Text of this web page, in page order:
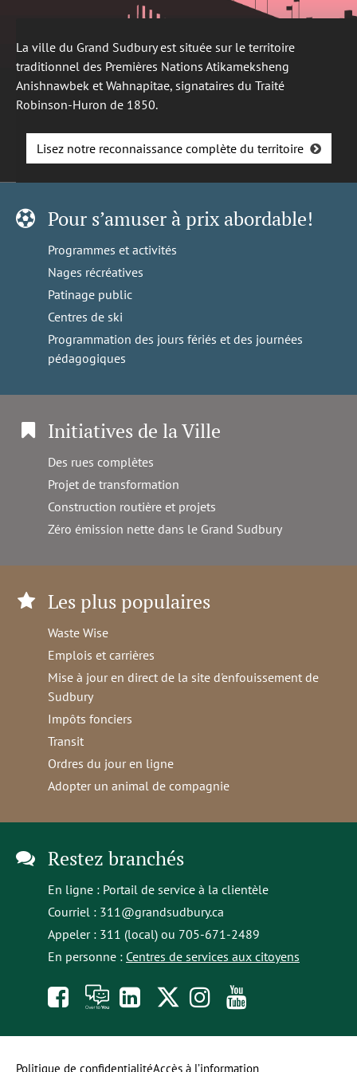
La ville du Grand Sudbury est située sur le territoire
traditionnel des Premières Nations Atikameksheng
Anishnawbek et Wahnapitae, signataires du Traité
Robinson-Huron de 1850.
Lisez notre reconnaissance complète du territoire
Pour s’amuser à prix abordable!
Programmes et activités
Nages récréatives
Patinage public
Centres de ski
Programmation des jours fériés et des journées
pédagogiques
Initiatives de la Ville
Des rues complètes
Projet de transformation
Construction routière et projets
Zéro émission nette dans le Grand Sudbury
Les plus populaires
Waste Wise
Emplois et carrières
Mise à jour en direct de la site d'enfouissement de
Sudbury
Impôts fonciers
Transit
Ordres du jour en ligne
Adopter un animal de compagnie
Restez branchés
En ligne : Portail de service à la clientèle
Courriel : 311@grandsudbury.ca
Appeler : 311 (local) ou 705-671-2489
En personne : Centres de services aux citoyens
Like
us
À
toi
opens
in
Follow
us
Follow
us to
Politique de confidentialitéAccès à l’information